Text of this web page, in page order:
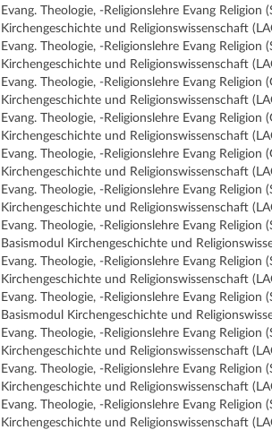
Evang. Theologie, -Religionslehre Evang
Kirchengeschichte und Religionswissenschaft
Evang. Theologie, -Religionslehre Evang
Kirchengeschichte und Religionswissenschaft
Evang. Theologie, -Religionslehre Evang
Kirchengeschichte und Religionswissenschaft
Evang. Theologie, -Religionslehre Evang
Kirchengeschichte und Religionswissenschaft
Evang. Theologie, -Religionslehre Evang
Kirchengeschichte und Religionswissenschaft
Evang. Theologie, -Religionslehre Evang
Kirchengeschichte und Religionswissenschaft
Evang. Theologie, -Religionslehre Evang
Basismodul Kirchengeschichte und
Evang. Theologie, -Religionslehre Evang
Kirchengeschichte und Religionswissenschaft
Evang. Theologie, -Religionslehre Evang
Basismodul Kirchengeschichte und
Evang. Theologie, -Religionslehre Evang
Kirchengeschichte und Religionswissenschaft
Evang. Theologie, -Religionslehre Evang
Kirchengeschichte und Religionswissenschaft
Evang. Theologie, -Religionslehre Evang
Kirchengeschichte und Religionswissenschaft